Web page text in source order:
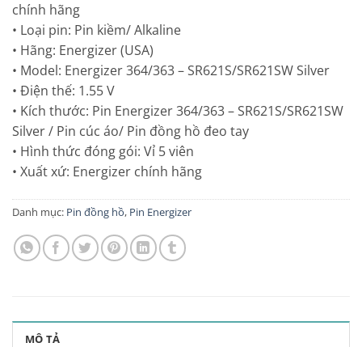
chính hãng
• Loại pin: Pin kiềm/ Alkaline
• Hãng: Energizer (USA)
• Model: Energizer 364/363 – SR621S/SR621SW Silver
• Điện thế: 1.55 V
• Kích thước: Pin Energizer 364/363 – SR621S/SR621SW
Silver / Pin cúc áo/ Pin đồng hồ đeo tay
• Hình thức đóng gói: Vỉ 5 viên
• Xuất xứ: Energizer chính hãng
Danh mục: Pin đồng hồ, Pin Energizer
MÔ TẢ